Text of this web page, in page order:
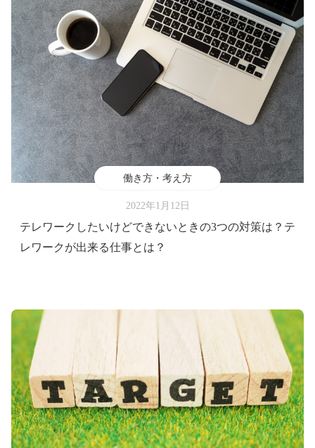
働き方・考え方
2022年1月12日
テレワークしたいけどできないときの3つの対策は？テ
レワークが出来る仕事とは？